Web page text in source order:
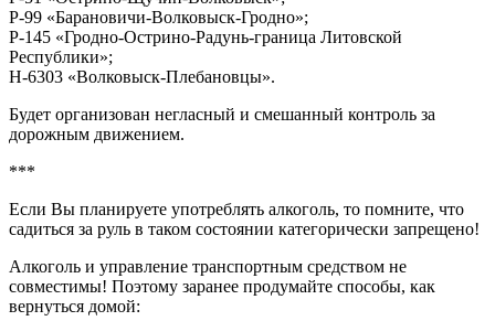
Р-99 «Барановичи-Волковыск-Гродно»;
Р-145 «Гродно-Острино-Радунь-граница Литовской
Республики»;
Н-6303 «Волковыск-Плебановцы».
Будет организован негласный и смешанный контроль за
дорожным движением.
***
Если Вы планируете употреблять алкоголь, то помните, что
садиться за руль в таком состоянии категорически запрещено!
Алкоголь и управление транспортным средством не
совместимы! Поэтому заранее продумайте способы, как
вернуться домой: